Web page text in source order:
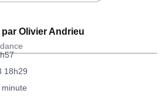
par Olivier Andrieu
18h29